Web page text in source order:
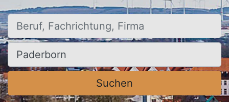
Beruf, Fachrichtung, Firma
Ort, Stadt
Suchen